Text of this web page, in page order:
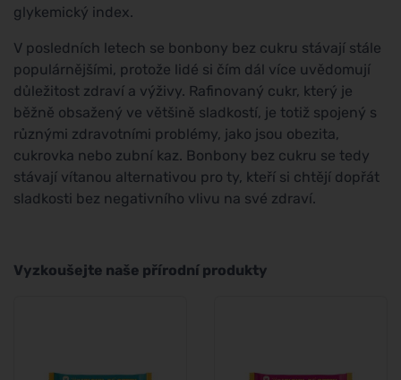
glykemický index.
V posledních letech se bonbony bez cukru stávají stále
populárnějšími, protože lidé si čím dál více uvědomují
důležitost zdraví a výživy. Rafinovaný cukr, který je
běžně obsažený ve většině sladkostí, je totiž spojený s
různými zdravotními problémy, jako jsou obezita,
cukrovka nebo zubní kaz. Bonbony bez cukru se tedy
stávají vítanou alternativou pro ty, kteří si chtějí dopřát
sladkosti bez negativního vlivu na své zdraví.
Vyzkoušejte naše přírodní produkty